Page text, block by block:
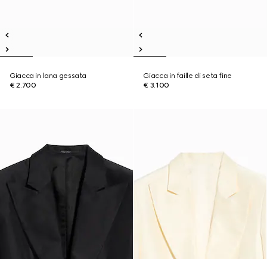
Giacca in lana gessata
€ 2.700
Giacca in faille di seta fine
€ 3.100